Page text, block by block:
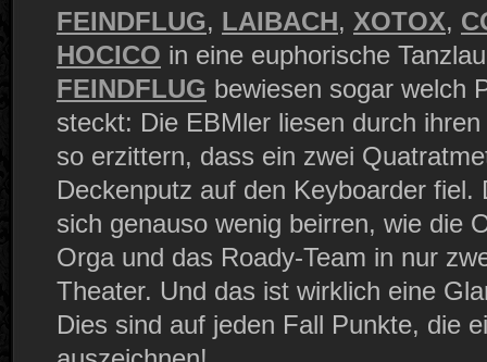
FEINDFLUG, LAIBACH, XOTOX,
HOCICO in eine euphorische
FEINDFLUG bewiesen sogar welch
steckt: Die EBMler liesen durch
so erzittern, dass ein zwei
Deckenputz auf den Keyboarder fiel.
sich genauso wenig beirren, wie die
Orga und das Roady-Team in nur
Theater. Und das ist wirklich eine
Dies sind auf jeden Fall Punkte, die